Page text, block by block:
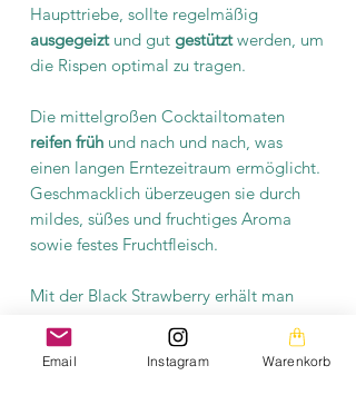
Haupttriebe, sollte regelmäßig
ausgegeizt und gut gestütztwerden, um
die Rispen optimal zu tragen.
Die mittelgroßen Cocktailtomaten
reifen früh und nach und nach, was
einen langen Erntezeitraum ermöglicht.
Geschmacklich überzeugen sie durch
mildes, süßes und fruchtiges Aroma
sowie festes Fruchtfleisch.
Mit der Black Strawberry erhält man
zugleich äußerst produktive
Cocktailtomate, die sich ideal für den
Email Instagram Warenkorb